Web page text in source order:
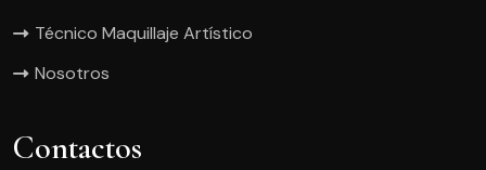
Técnico Maquillaje Artístico
Nosotros
Contactos